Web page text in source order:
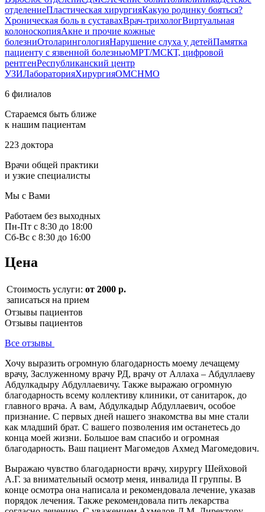
отделениеПластическая хирургияКакую родинку бояться?
Хроническая боль в суставахВрач-трихологВиртуальная
колоноскопияАкне и прочие кожные
болезниОтоларингологияНарушение слуха у детейПамятка
пациенту с язвенной болезньюМРТ/МСКТ, цифровой
рентгенРеспубликанский центр
УЗИЛабораторияХирургияОМСНМО
6 филиалов
Стараемся быть ближе
к нашим пациентам
223 доктора
Врачи общей практики
и узкие специалисты
Мы с Вами
Работаем без выходных
Пн-Пт с 8:30 до 18:00
Сб-Вс с 8:30 до 16:00
Цена
Стоимость услуги: от 2000 р.
записаться на прием
Отзывы пациентов
Отзывы пациентов
Все отзывы
Хочу выразить огромную благодарность моему лечащему
врачу, Заслуженному врачу РД, врачу от Аллаха – Абдуллаеву
Абдулкадыру Абдуллаевичу. Также выражаю огромную
благодарность всему коллективу клиники, от санитарок, до
главного врача. А вам, Абдулкадыр Абдуллаевич, особое
признание. С первых дней нашего знакомства вы мне стали
как младший брат. С вашего позволения им останетесь до
конца моей жизни. Большое вам спасибо и огромная
благодарность. Ваш пациент Магомедов Ахмед Магомедович.
Выражаю чувство благодарности врачу, хирургу Шейховой
А.Г. за внимательный осмотр меня, инвалида II группы. В
конце осмотра она написала и рекомендовала лечение, указав
порядок лечения. Также рекомендовала пить лекарства